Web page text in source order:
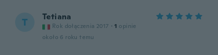
T Tetiana
Rok dołączenia 2017 · 1 opinie
około 6 roku temu